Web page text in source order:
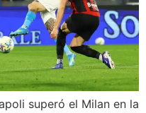
superó el Milan en la